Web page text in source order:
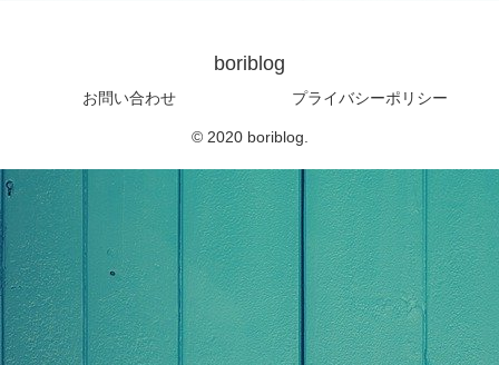
boriblog
お問い合わせ プライバシーポリシー
© 2020 boriblog.